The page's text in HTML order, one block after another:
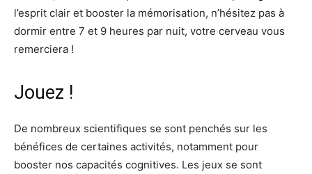
l’esprit clair et booster la mémorisation, n’hésitez pas à
dormir entre 7 et 9 heures par nuit, votre cerveau vous
remerciera !
Jouez !
De nombreux scientifiques se sont penchés sur les
bénéfices de certaines activités, notamment pour
booster nos capacités cognitives. Les jeux se sont